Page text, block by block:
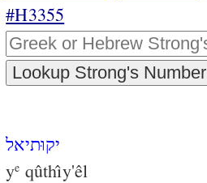
#H3355
יקוּתיאל
ye qûthı̂y'êl